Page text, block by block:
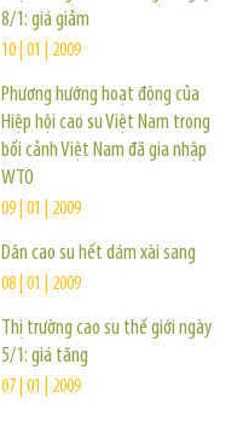
8/1: giá giảm
10 | 01 | 2009
Phương hướng hoạt động của
Hiệp hội cao su Việt Nam trong
bối cảnh Việt Nam đã gia nhập
WTO
09 | 01 | 2009
Dân cao su hết dám xài sang
08 | 01 | 2009
Thị trường cao su thế giới ngày
5/1: giá tăng
07 | 01 | 2009